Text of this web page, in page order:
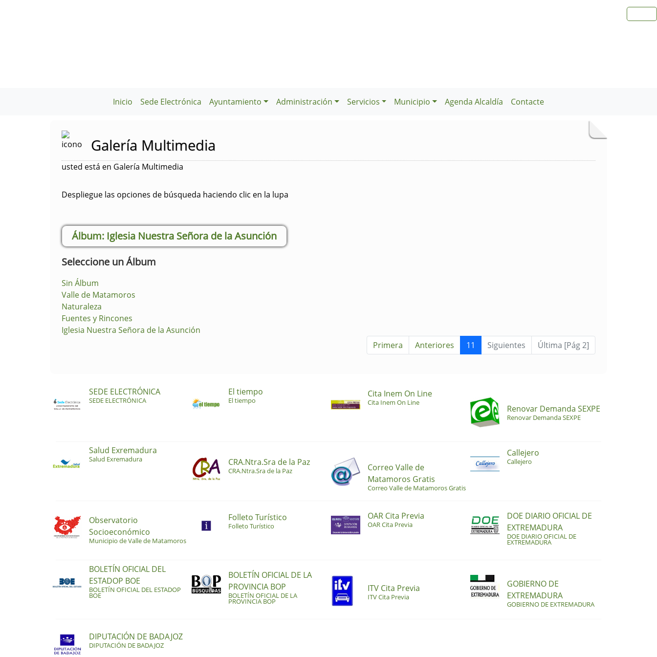
Inicio Sede Electrónica Ayuntamiento Administración Servicios Municipio Agenda Alcaldía Contacte
Galería Multimedia
usted está en Galería Multimedia
Despliegue las opciones de búsqueda haciendo clic en la lupa
Iglesia Nuestra Señora de la Asunción
Seleccione un Álbum
Sin Álbum
Valle de Matamoros
Naturaleza
Fuentes y Rincones
Iglesia Nuestra Señora de la Asunción
Primera
Anteriores 11 Siguientes Última [Pág 2]
SEDE ELECTRÓNICA
SEDE ELECTRÓNICA
El tiempo
El tiempo
Cita Inem On Line
Cita Inem On Line
Renovar Demanda SEXPE
Renovar Demanda SEXPE
Salud Exremadura
Salud Exremadura CRA.Ntra.Sra de la Paz
CRA.Ntra.Sra de la Paz
Correo Valle de
Matamoros Gratis
Correo Valle de Matamoros Gratis
Callejero
Callejero
Observatorio
Socioeconómico
Municipio de Valle de Matamoros
Folleto Turístico
Folleto Turístico
OAR Cita Previa
OAR Cita Previa
DOE DIARIO OFICIAL DE
EXTREMADURA
DOE DIARIO OFICIAL DE
EXTREMADURA
BOLETÍN OFICIAL DEL
ESTADOP BOE
BOLETÍN OFICIAL DEL ESTADOP
BOE
BOLETÍN OFICIAL DE LA
PROVINCIA BOP
BOLETÍN OFICIAL DE LA
PROVINCIA BOP
ITV Cita Previa
ITV Cita Previa
GOBIERNO DE
EXTREMADURA
GOBIERNO DE EXTREMADURA
DIPUTACIÓN DE BADAJOZ
DIPUTACIÓN DE BADAJOZ